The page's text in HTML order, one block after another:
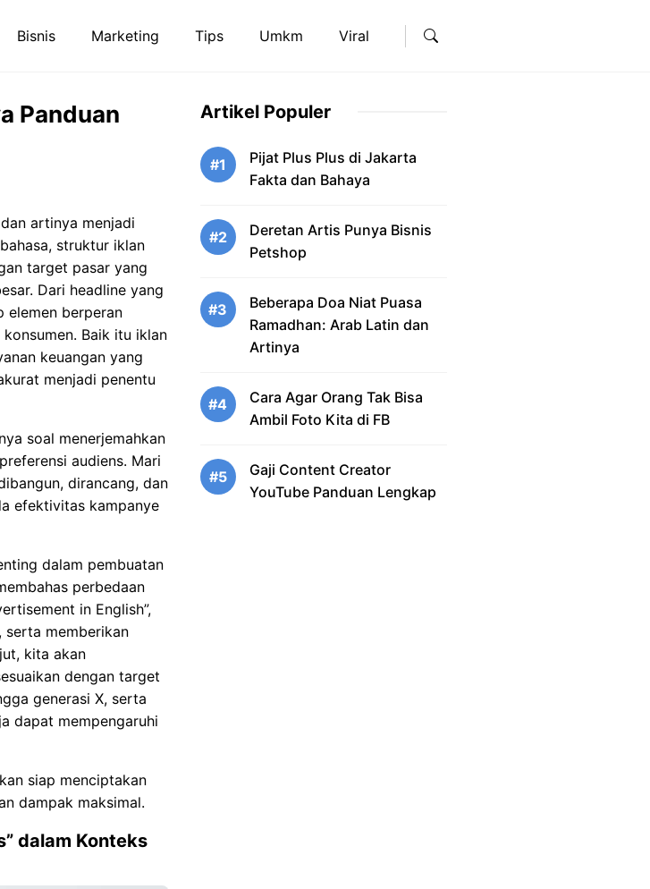
Bisnis Marketing Tips Umkm Viral
Panduan
artinya menjadi
struktur iklan
target pasar yang
Dari headline yang
elemen berperan
Baik itu iklan
keuangan yang
menjadi penentu
soal menerjemahkan
audiens. Mari
dirancang, dan
efektivitas kampanye
dalam pembuatan
perbedaan
in English”,
serta memberikan
kita akan
dengan target
generasi X, serta
dapat mempengaruhi
siap menciptakan
dampak maksimal.
dalam Konteks
Artikel Populer
#1
Pijat Plus Plus di Jakarta
Fakta dan Bahaya
#2
Deretan Artis Punya Bisnis
Petshop
#3
Beberapa Doa Niat Puasa
Ramadhan: Arab Latin dan
Artinya
#4
Cara Agar Orang Tak Bisa
Ambil Foto Kita di FB
#5
Gaji Content Creator
YouTube Panduan Lengkap